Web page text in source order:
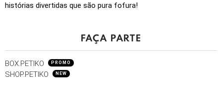
histórias divertidas que são pura fofura!
FAÇA PARTE
BOX.PETIKO PROMO
SHOP.PETIKO NEW